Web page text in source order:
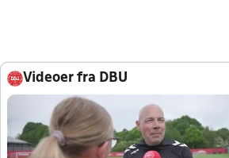
Videoer fra DBU